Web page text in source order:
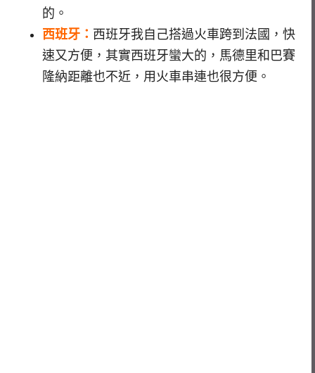
的。
西班牙： 西班牙我自己搭過火車跨到法國，快
速又方便，其實西班牙蠻大的，馬德里和巴賽
隆納距離也不近，用火車串連也很方便。